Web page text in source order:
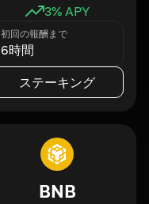
3% APY
初回の報酬まで
6時間
ステーキング
BNB